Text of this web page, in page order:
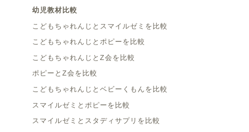
幼児教材比較
こどもちゃれんじとスマイルゼミを比較
こどもちゃれんじとポピーを比較
こどもちゃれんじとZ会を比較
ポピーとZ会を比較
こどもちゃれんじとベビーくもんを比較
スマイルゼミとポピーを比較
スマイルゼミとスタディサプリを比較